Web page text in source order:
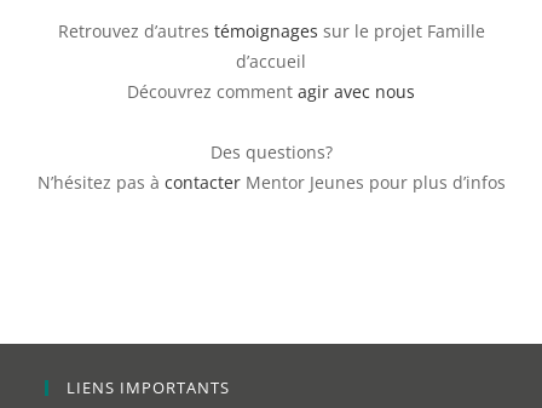
Retrouvez d’autres témoignages sur le projet Famille
d’accueil
Découvrez comment agir avec nous
Des questions?
N’hésitez pas à contacterMentor Jeunes pour plus d’infos
LIENS IMPORTANTS